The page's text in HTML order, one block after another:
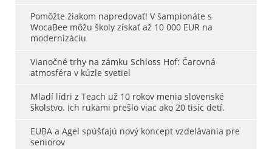
Pomôžte žiakom napredovať! V šampionáte s
WocaBee môžu školy získať až 10 000 EUR na
modernizáciu
Vianočné trhy na zámku Schloss Hof: Čarovná
atmosféra v kúzle svetiel
Mladí lídri z Teach už 10 rokov menia slovenské
školstvo. Ich rukami prešlo viac ako 20 tisíc detí.
EUBA a Agel spúšťajú nový koncept vzdelávania pre
seniorov